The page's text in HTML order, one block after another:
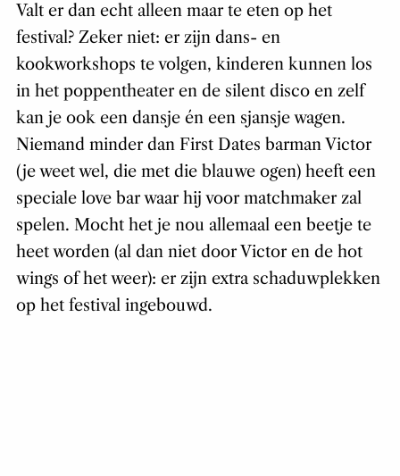
Valt er dan echt alleen maar te eten op het
festival? Zeker niet: er zijn dans- en
kookworkshops te volgen, kinderen kunnen los
in het poppentheater en de silent disco en zelf
kan je ook een dansje én een sjansje wagen.
Niemand minder dan First Dates barman Victor
(je weet wel, die met die blauwe ogen) heeft een
speciale love bar waar hij voor matchmaker zal
spelen. Mocht het je nou allemaal een beetje te
heet worden (al dan niet door Victor en de hot
wings of het weer): er zijn extra schaduwplekken
op het festival ingebouwd.